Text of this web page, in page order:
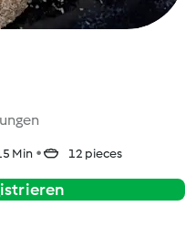
Min 12 pieces